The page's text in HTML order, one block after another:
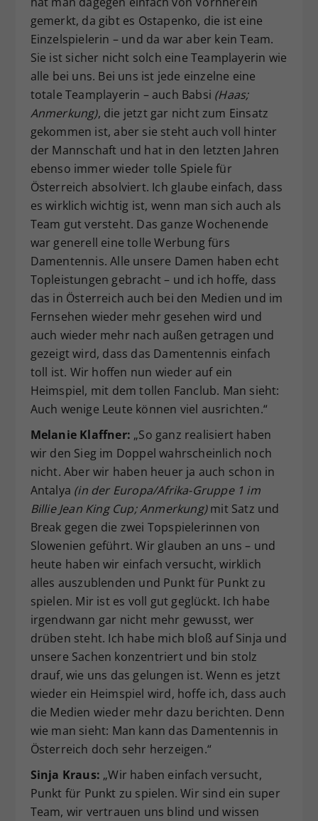
gemerkt, da gibt es Ostapenko, die ist eine
Einzelspielerin – und da war aber kein Team.
Sie ist sicher nicht solch eine Teamplayerin wie
alle bei uns. Bei uns ist jede einzelne eine
totale Teamplayerin – auch Babsi (Haas;
Anmerkung), die jetzt gar nicht zum Einsatz
gekommen ist, aber sie steht auch voll hinter
der Mannschaft und hat in den letzten Jahren
ebenso immer wieder tolle Spiele für
Österreich absolviert. Ich glaube einfach, dass
es wirklich wichtig ist, wenn man sich auch als
Team gut versteht. Das ganze Wochenende
war generell eine tolle Werbung fürs
Damentennis. Alle unsere Damen haben echt
Topleistungen gebracht – und ich hoffe, dass
das in Österreich auch bei den Medien und im
Fernsehen wieder mehr gesehen wird und
auch wieder mehr nach außen getragen und
gezeigt wird, dass das Damentennis einfach
toll ist. Wir hoffen nun wieder auf ein
Heimspiel, mit dem tollen Fanclub. Man sieht:
Auch wenige Leute können viel ausrichten.“
Melanie Klaffner: „So ganz realisiert haben
wir den Sieg im Doppel wahrscheinlich noch
nicht. Aber wir haben heuer ja auch schon in
Antalya (in der Europa/Afrika-Gruppe 1 im
Billie Jean King Cup; Anmerkung)mit Satz und
Break gegen die zwei Topspielerinnen von
Slowenien geführt. Wir glauben an uns – und
heute haben wir einfach versucht, wirklich
alles auszublenden und Punkt für Punkt zu
spielen. Mir ist es voll gut geglückt. Ich habe
irgendwann gar nicht mehr gewusst, wer
drüben steht. Ich habe mich bloß auf Sinja und
unsere Sachen konzentriert und bin stolz
drauf, wie uns das gelungen ist. Wenn es jetzt
wieder ein Heimspiel wird, hoffe ich, dass auch
die Medien wieder mehr dazu berichten. Denn
wie man sieht: Man kann das Damentennis in
Österreich doch sehr herzeigen.“
Sinja Kraus: „Wir haben einfach versucht,
Punkt für Punkt zu spielen. Wir sind ein super
Team, wir vertrauen uns blind und wissen